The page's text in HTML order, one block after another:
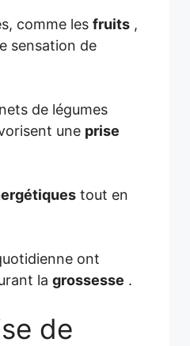
comme les fruits ,
sensation de
de légumes
une prise
tout en
ont
la grossesse .
de